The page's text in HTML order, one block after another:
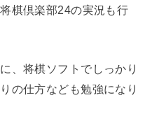
棋倶楽部24の実況も行
、将棋ソフトでしっかり
の仕方なども勉強になり